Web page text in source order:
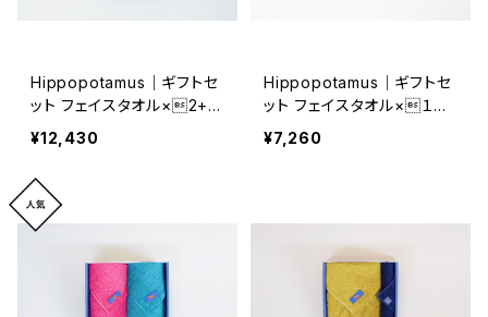
Hippopotamus｜ギフトセ
ット フェイスタオル×2+チ
ーフタオル×２
¥12,430
Hippopotamus｜ギフトセ
ット フェイスタオル×１
+ウォッシュタオル×１
¥7,260